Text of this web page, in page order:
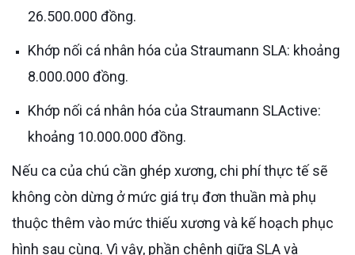
26.500.000 đồng.
Khớp nối cá nhân hóa của Straumann SLA: khoảng
8.000.000 đồng.
Khớp nối cá nhân hóa của Straumann SLActive:
khoảng 10.000.000 đồng.
Nếu ca của chú cần ghép xương, chi phí thực tế sẽ
không còn dừng ở mức giá trụ đơn thuần mà phụ
thuộc thêm vào mức thiếu xương và kế hoạch phục
hình sau cùng. Vì vậy, phần chênh giữa SLA và